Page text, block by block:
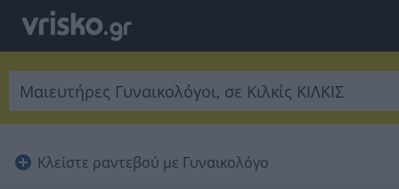
Κλείστε ραντεβού με Γυναικολόγο